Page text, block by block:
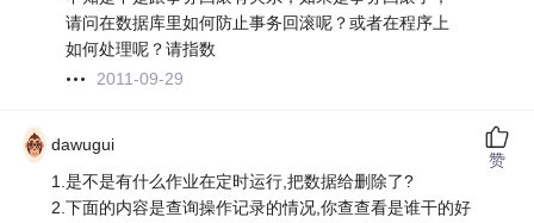
请问在数据库里如何防止事务回滚呢？或者在程序上
如何处理呢？请指数
2011-09-29
dawugui
1.是不是有什么作业在定时运行,把数据给删除了?
2.下面的内容是查询操作记录的情况,你查查看是谁干的好
赞